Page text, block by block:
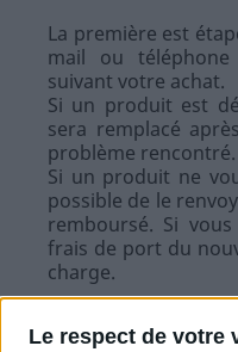
Le respect de votre
La première est
mail ou
suivant votre achat.
Si un produit est
sera remplacé
problème rencontré.
Si un produit ne
possible de le
remboursé. Si
frais de port du
charge.